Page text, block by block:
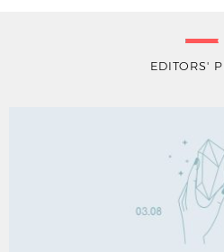
EDITORS'